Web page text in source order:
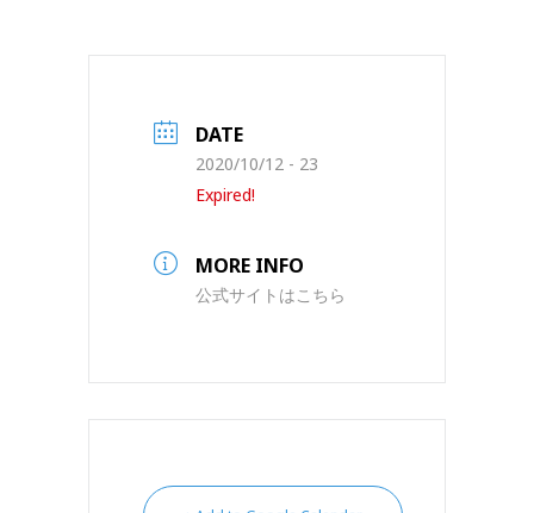
DATE
2020/10/12 - 23
Expired!
MORE INFO
公式サイトはこちら